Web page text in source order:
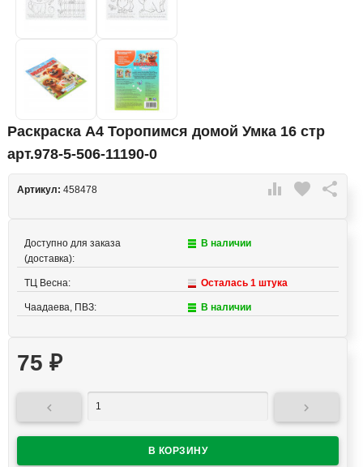
Раскраска А4 Торопимся домой Умка 16 стр
арт.978-5-506-11190-0
 favorite 
Артикул: 458478
Доступно для заказа
(доставка):
В наличии
ТЦ Весна: Осталась 1 штука
Чаадаева, ПВЗ: В наличии
75 ₽
 